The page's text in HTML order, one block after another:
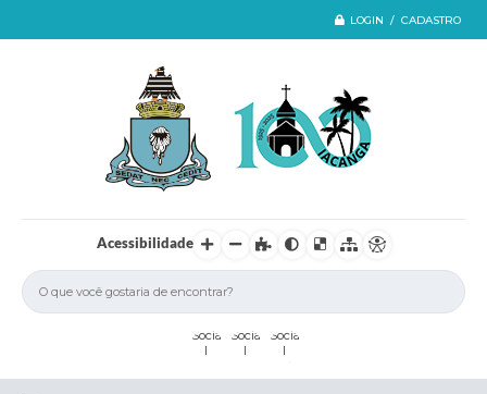
LOGIN / CADASTRO
Acessibilidade